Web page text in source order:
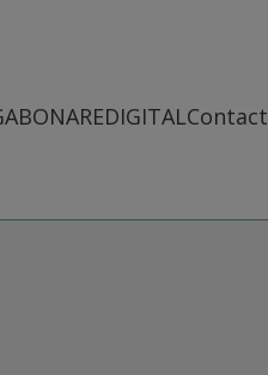
ABONAREDIGITALContact